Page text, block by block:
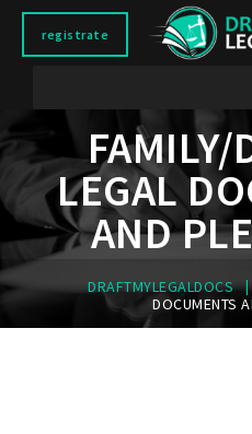
registrate
FAMILY/
LEGAL
AND
DRAFTMYLEGALDOCS
DOCUMENTS